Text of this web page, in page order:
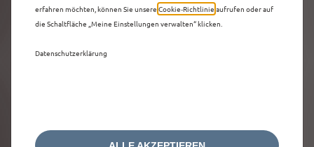
erfahren möchten, können Sie unsere Cookie‑Richtlinie aufrufen oder auf
die Schaltfläche „Meine Einstellungen verwalten“ klicken.
Datenschutzerklärung